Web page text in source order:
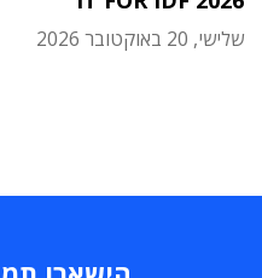
שלישי, 20 באוקטובר 2026